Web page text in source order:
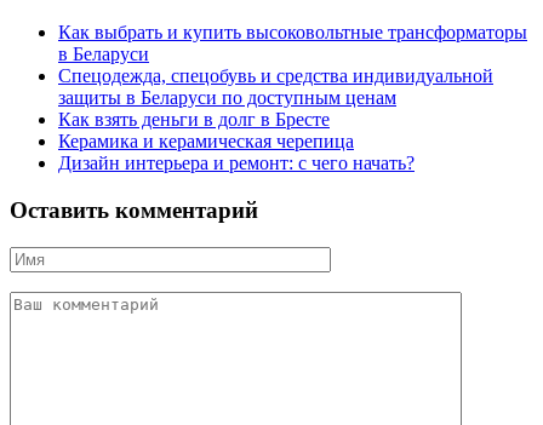
Как выбрать и купить высоковольтные трансформаторы
в Беларуси
Спецодежда, спецобувь и средства индивидуальной
защиты в Беларуси по доступным ценам
Как взять деньги в долг в Бресте
Керамика и керамическая черепица
Дизайн интерьера и ремонт: с чего начать?
Оставить комментарий